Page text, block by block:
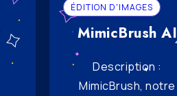
ÉDITION D'IMAGES
MimicBrush AI
Description :
MimicBrush, notre